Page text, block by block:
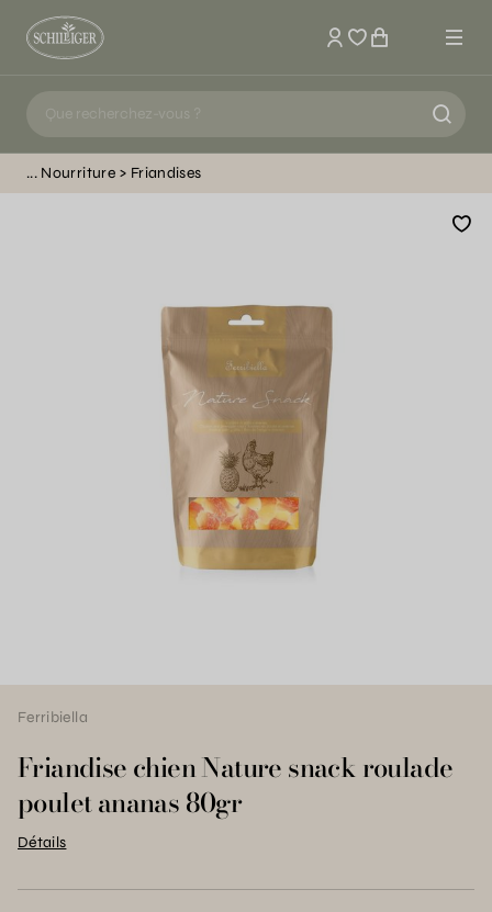
Mon compte
Nourriture Friandises
Ferribiella
Friandise chien Nature snack roulade
poulet ananas 80gr
Détails